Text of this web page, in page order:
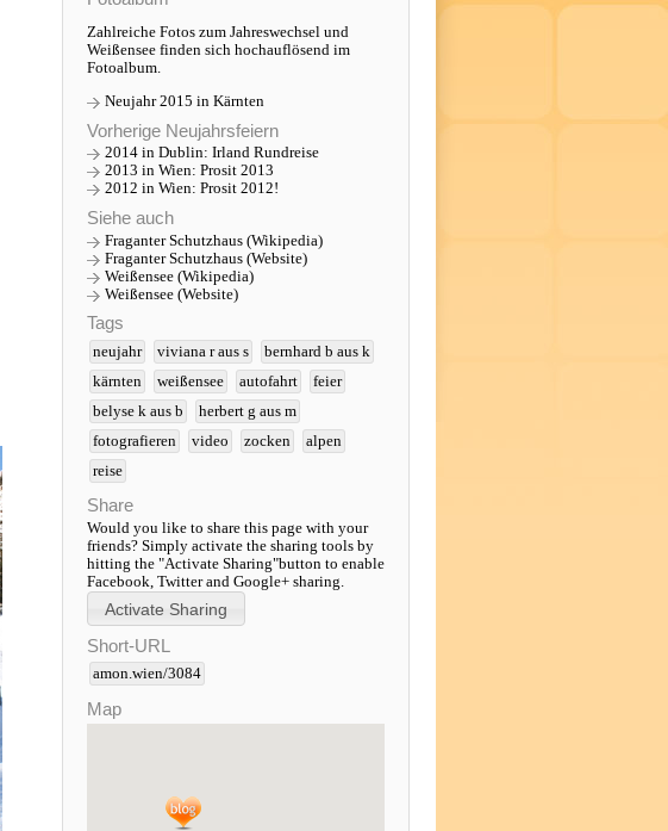
Zahlreiche Fotos zum Jahreswechsel und
Weißensee finden sich hochauflösend im
Fotoalbum.
Neujahr 2015 in Kärnten
Vorherige Neujahrsfeiern
2014 in Dublin: Irland Rundreise
2013 in Wien: Prosit 2013
2012 in Wien: Prosit 2012!
Siehe auch
Fraganter Schutzhaus (Wikipedia)
Fraganter Schutzhaus (Website)
Weißensee (Wikipedia)
Weißensee (Website)
Tags
neujahr viviana r aus s
bernhard b aus k
kärnten
weißensee autofahrt
feier
belyse k aus b
herbert g aus m
fotografieren
video zocken
alpen
reise
Share
Would you like to share this page with your
friends? Simply activate the sharing tools by
hitting the "Activate Sharing"button to enable
Facebook, Twitter and Google+ sharing.
Short-URL
amon.wien/3084
Map